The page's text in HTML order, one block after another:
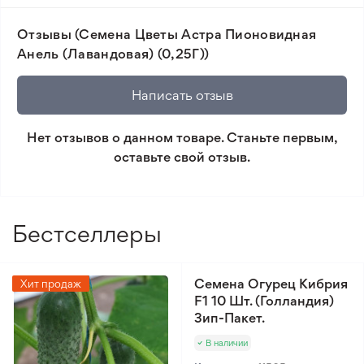
станет ярким акцентом сада.
товара и реального растения.
🛡️ Защита покупок. Возврат средств за товар,
который не соответствует ожиданиям. Согласно
условиям возврата.
Минимальный заказ 300 грн.
Отзывы (Семена Цветы Астра Пионовидная
Анель (Лавандовая) (0,25Г))
Написать отзыв
Нет отзывов о данном товаре. Станьте первым,
оставьте свой отзыв.
Бестселлеры
Хит продаж
Семена Огурец Кибрия
F1 10 Шт. (Голландия)
Зип-Пакет.
В наличии